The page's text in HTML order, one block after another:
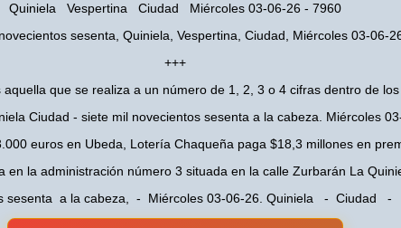
Quiniela Vespertina Ciudad Miércoles 03-06-26 - 7960
sesenta, Quiniela, Vespertina, Ciudad, Miércoles 03-06-
+++
que se realiza a un número de 1, 2, 3 o 4 cifras dentro de
Ciudad - siete mil novecientos sesenta a la cabeza. Miércoles
euros en Ubeda, Lotería Chaqueña paga $18,3 millones en
la administración número 3 situada en la calle Zurbarán La
sesenta a la cabeza, - Miércoles 03-06-26. Quiniela - Ciudad -